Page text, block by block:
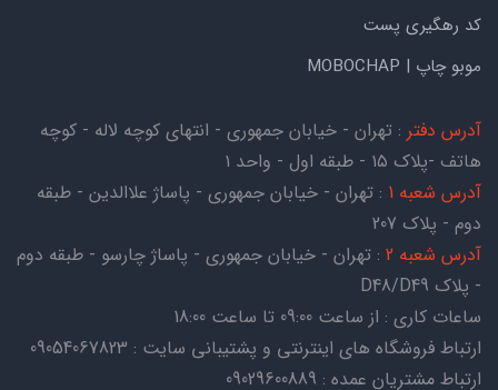
کد رهگیری پست
موبو چاپ | MOBOCHAP
آدرس دفتر : تهران - خیابان جمهوری - انتهای کوچه لاله - کوچه
هاتف -پلاک ۱۵ - طبقه اول - واحد ۱
آدرس شعبه 1
: تهران - خیابان جمهوری - پاساژ علاالدین - طبقه
دوم - پلاک 207
آدرس شعبه 2
: تهران - خیابان جمهوری - پاساژ چارسو - طبقه دوم
- پلاک D48/D49
ساعات کاری : از ساعت 09:00 تا ساعت 18:00
ارتباط فروشگاه های اینترنتی و پشتیبانی سایت : 09054067823
ارتباط مشتریان عمده : 09029600889